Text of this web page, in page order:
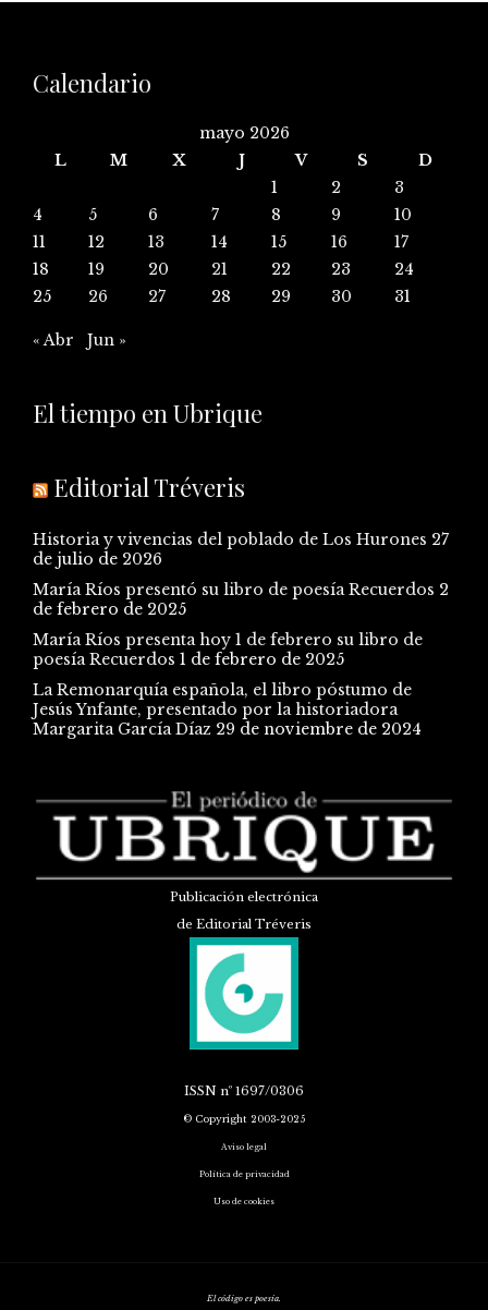
Calendario
mayo 2026
L
M X J V S
D
1
2
3
4
5 6 7 8 9
10
11
12 13 14 15 16
17
18
19 20 21 22 23
24
25
26 27 28 29 30 31
« Abr Jun »
El tiempo en Ubrique
Editorial Tréveris
Historia y vivencias del poblado de Los Hurones 27
de julio de 2026
María Ríos presentó su libro de poesía Recuerdos 2
de febrero de 2025
María Ríos presenta hoy 1 de febrero su libro de
poesía Recuerdos 1 de febrero de 2025
La Remonarquía española, el libro póstumo de
Jesús Ynfante, presentado por la historiadora
Margarita García Díaz 29 de noviembre de 2024
Publicación electrónica
de Editorial Tréveris
ISSN nº 1697/0306
© Copyright 2003-2025
Aviso legal
Política de privacidad
Uso de cookies
El código es poesía.